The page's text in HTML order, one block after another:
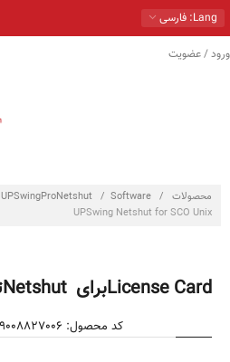
Lang: فارسی
ورود / عضویت
خانه
تماس با ما
فروشگاه
محصولات /
Software
/
UPSwingProNetshut
UPSwing Netshut for SCO Unix
License Cardبرای Netshutتحت SCO Unix
کد محصول: 9008827006